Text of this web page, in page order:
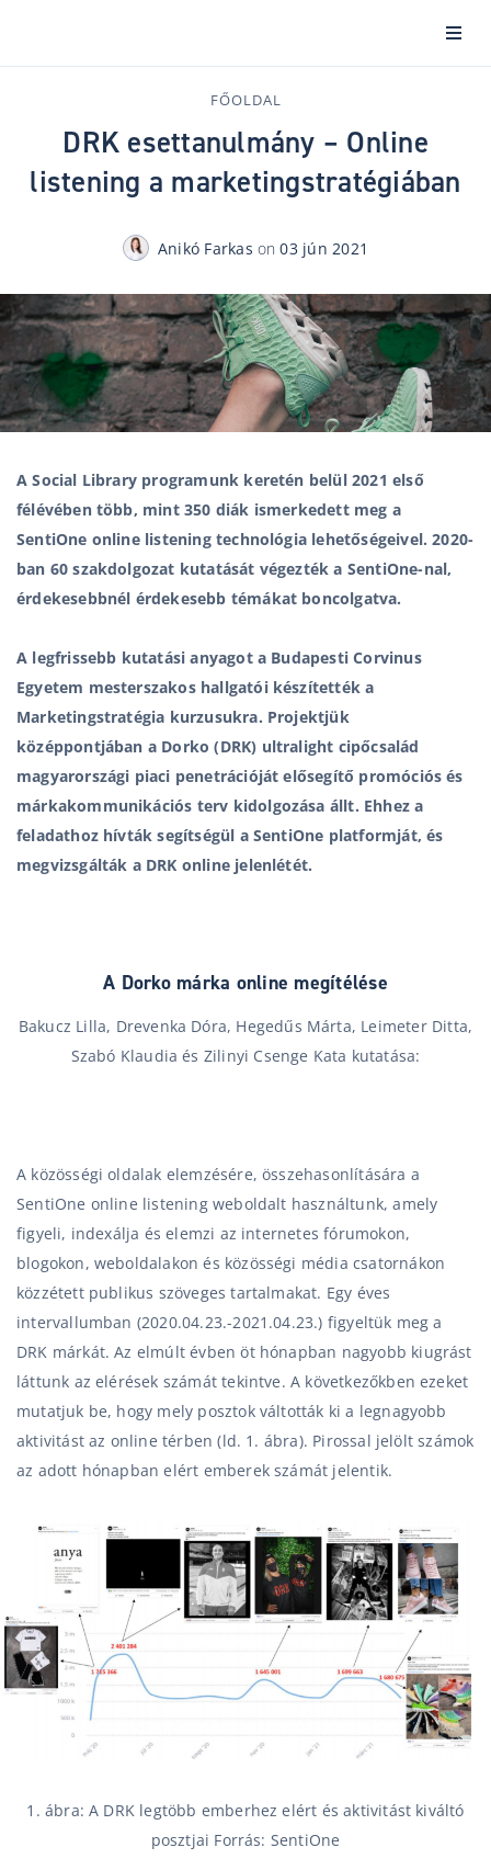
FŐOLDAL
DRK esettanulmány – Online
listening a marketingstratégiában
Anikó Farkas on 03 jún 2021
A Social Library programunk keretén belül 2021 első
félévében több, mint 350 diák ismerkedett meg a
SentiOne online listening technológia lehetőségeivel. 2020-
ban 60 szakdolgozat kutatását végezték a SentiOne-nal,
érdekesebbnél érdekesebb témákat boncolgatva.
A legfrissebb kutatási anyagot a Budapesti Corvinus
Egyetem mesterszakos hallgatói készítették a
Marketingstratégia kurzusukra. Projektjük
középpontjában a Dorko (DRK) ultralight cipőcsalád
magyarországi piaci penetrációját elősegítő promóciós és
márkakommunikációs terv kidolgozása állt. Ehhez a
feladathoz hívták segítségül a SentiOne platformját, és
megvizsgálták a DRK online jelenlétét.
A Dorko márka online megítélése
Bakucz Lilla, Drevenka Dóra, Hegedűs Márta, Leimeter Ditta,
Szabó Klaudia és Zilinyi Csenge Kata kutatása:
A közösségi oldalak elemzésére, összehasonlítására a
SentiOne online listening weboldalt használtunk, amely
figyeli, indexálja és elemzi az internetes fórumokon,
blogokon, weboldalakon és közösségi média csatornákon
közzétett publikus szöveges tartalmakat. Egy éves
intervallumban (2020.04.23.-2021.04.23.) figyeltük meg a
DRK márkát. Az elmúlt évben öt hónapban nagyobb kiugrást
láttunk az elérések számát tekintve. A következőkben ezeket
mutatjuk be, hogy mely posztok váltották ki a legnagyobb
aktivitást az online térben (ld. 1. ábra). Pirossal jelölt számok
az adott hónapban elért emberek számát jelentik.
1. ábra: A DRK legtöbb emberhez elért és aktivitást kiváltó
posztjai Forrás: SentiOne